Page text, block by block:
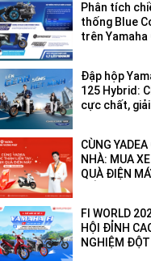
Phân tích
thống Blue
trên Yamaha
Đập hộp
125 Hybrid:
cực chất,
CÙNG
NHÀ: MUA
QUÀ ĐIỆN
FI WORLD
HỘI ĐỈNH
NGHIỆM